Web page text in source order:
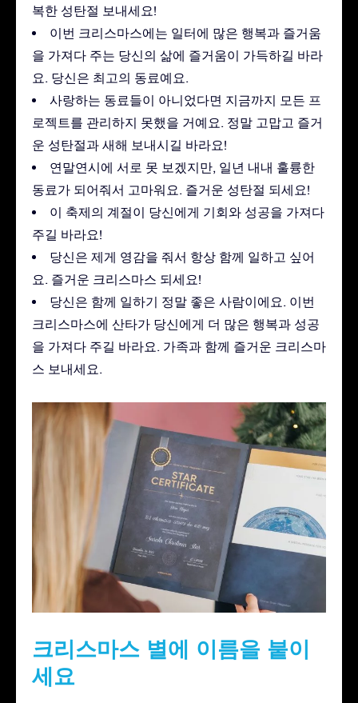
복한 성탄절 보내세요!
이번 크리스마스에는 일터에 많은 행복과 즐거움
을 가져다 주는 당신의 삶에 즐거움이 가득하길 바라
요. 당신은 최고의 동료예요.
사랑하는 동료들이 아니었다면 지금까지 모든 프
로젝트를 관리하지 못했을 거예요. 정말 고맙고 즐거
운 성탄절과 새해 보내시길 바라요!
연말연시에 서로 못 보겠지만, 일년 내내 훌륭한
동료가 되어줘서 고마워요. 즐거운 성탄절 되세요!
이 축제의 계절이 당신에게 기회와 성공을 가져다
주길 바라요!
당신은 제게 영감을 줘서 항상 함께 일하고 싶어
요. 즐거운 크리스마스 되세요!
당신은 함께 일하기 정말 좋은 사람이에요. 이번
크리스마스에 산타가 당신에게 더 많은 행복과 성공
을 가져다 주길 바라요. 가족과 함께 즐거운 크리스마
스 보내세요.
크리스마스 별에 이름을 붙이
세요